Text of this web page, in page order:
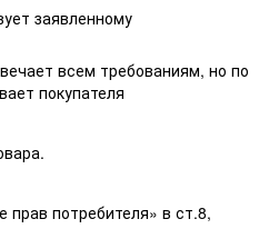
заявленному
всем требованиям, но по
покупателя
потребителя» в ст.8,